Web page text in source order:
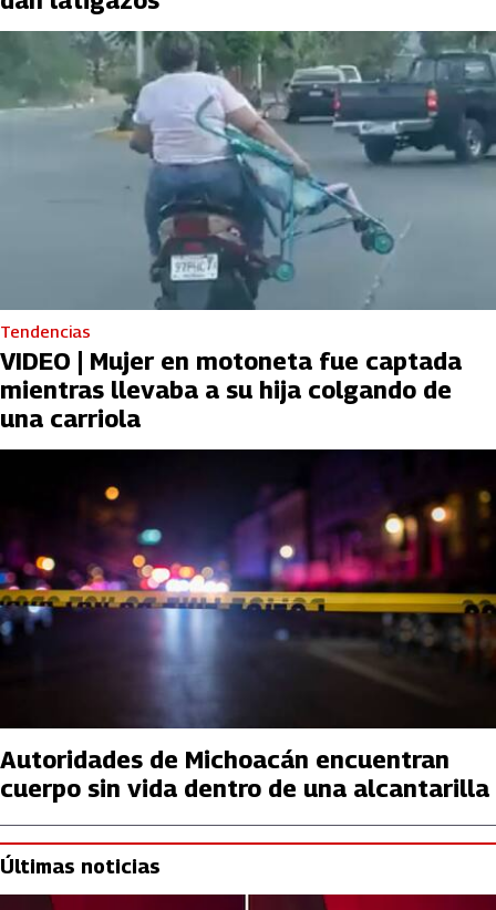
Tendencias
VIDEO | Mujer en motoneta fue captada
mientras llevaba a su hija colgando de
una carriola
Autoridades de Michoacán encuentran
cuerpo sin vida dentro de una alcantarilla
Últimas noticias